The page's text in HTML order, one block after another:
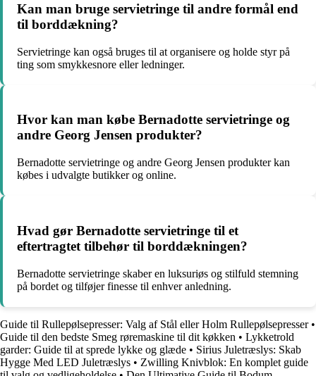
Kan man bruge servietringe til andre formål end
til borddækning?
Servietringe kan også bruges til at organisere og holde styr på
ting som smykkesnore eller ledninger.
Hvor kan man købe Bernadotte servietringe og
andre Georg Jensen produkter?
Bernadotte servietringe og andre Georg Jensen produkter kan
købes i udvalgte butikker og online.
Hvad gør Bernadotte servietringe til et
eftertragtet tilbehør til borddækningen?
Bernadotte servietringe skaber en luksuriøs og stilfuld stemning
på bordet og tilføjer finesse til enhver anledning.
Guide til Rullepølsepresser: Valg af Stål eller Holm Rullepølsepresser•
Guide til den bedste Smeg røremaskine til dit køkken • Lykketrold
garder: Guide til at sprede lykke og glæde • Sirius Juletræslys: Skab
Hygge Med LED Juletræslys • Zwilling Knivblok: En komplet guide